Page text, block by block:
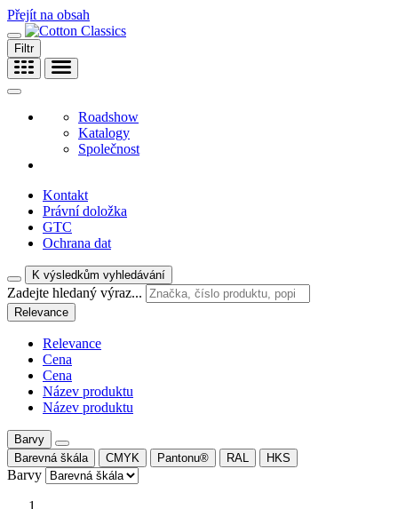
Přejít na obsah
Filtr
Roadshow
Katalogy
Společnost
Kontakt
Právní doložka
GTC
Ochrana dat
K výsledkům vyhledávání
Zadejte hledaný výraz...
Relevance
Relevance
Cena
Cena
Název produktu
Název produktu
Barvy
Barevná škála
CMYK Pantonu® RAL HKS
Barvy